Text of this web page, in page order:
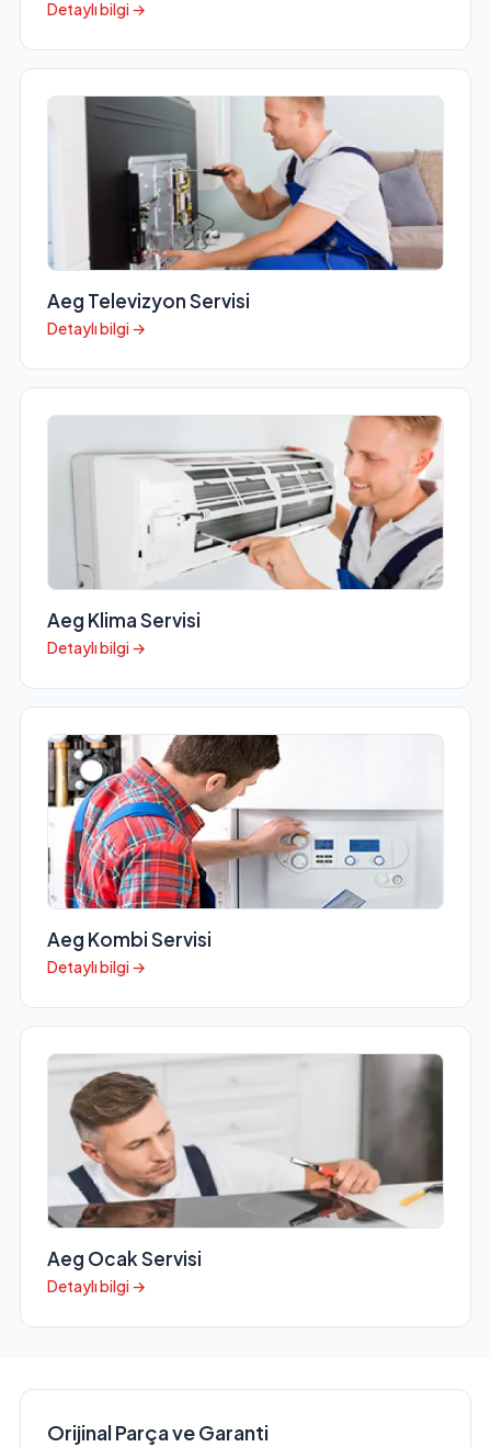
Detaylı bilgi →
Aeg Televizyon Servisi
Detaylı bilgi →
Aeg Klima Servisi
Detaylı bilgi →
Aeg Kombi Servisi
Detaylı bilgi →
Aeg Ocak Servisi
Detaylı bilgi →
Orijinal Parça ve Garanti